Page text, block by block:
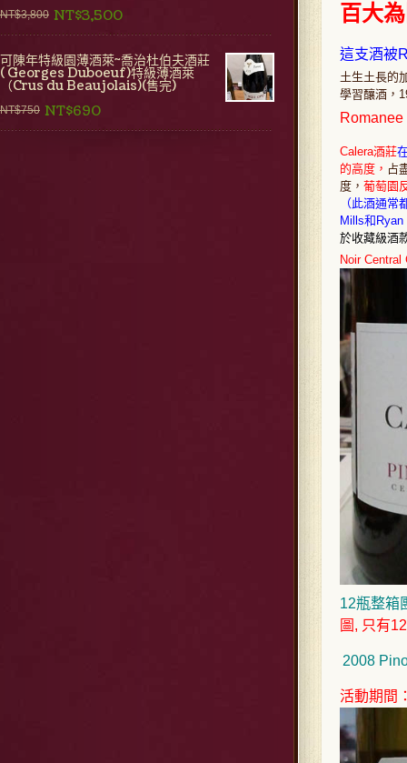
NT$3,800 NT$3,500
可陳年特級園薄酒萊~喬治杜伯夫酒莊
( Georges Duboeuf)特級薄酒萊
（Crus du Beaujolais)(售完)
NT$750 NT$690
百大
這支酒被
土生土長的
學習釀酒，
Calera酒莊
的高度， 占
度， 葡萄園
（此酒通
Mills和Ryan
於收藏級酒
Noir Central
12瓶整箱
圖, 只有
2008
活動期間